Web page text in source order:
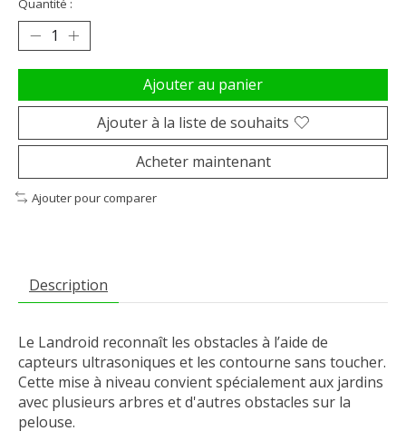
Quantité :
Ajouter au panier
Ajouter à la liste de souhaits
Acheter maintenant
Ajouter pour comparer
Description
Le Landroid reconnaît les obstacles à l’aide de
capteurs ultrasoniques et les contourne sans toucher.
Cette mise à niveau convient spécialement aux jardins
avec plusieurs arbres et d'autres obstacles sur la
pelouse.